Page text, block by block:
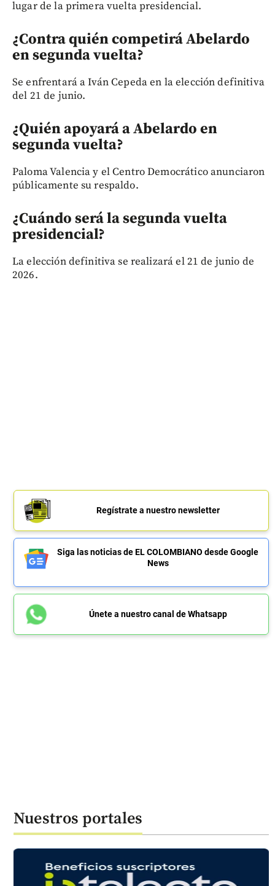
lugar de la primera vuelta presidencial.
¿Contra quién competirá Abelardo
en segunda vuelta?
Se enfrentará a Iván Cepeda en la elección definitiva
del 21 de junio.
¿Quién apoyará a Abelardo en
segunda vuelta?
Paloma Valencia y el Centro Democrático anunciaron
públicamente su respaldo.
¿Cuándo será la segunda vuelta
presidencial?
La elección definitiva se realizará el 21 de junio de
2026.
Regístrate a nuestro newsletter
Siga las noticias de EL COLOMBIANO desde Google
News
Únete a nuestro canal de Whatsapp
Nuestros portales